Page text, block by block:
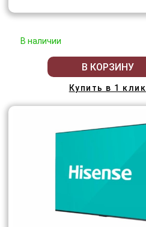
В наличии
В КОРЗИНУ
Купить в 1 клик